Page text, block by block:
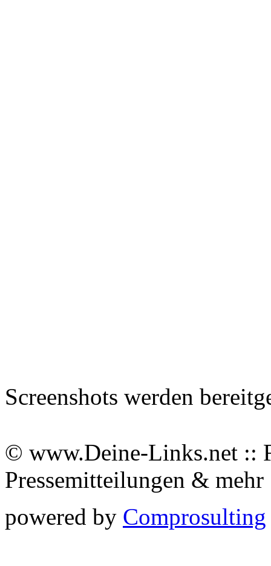
Screenshots werden
© www.Deine-Links.net ::
Pressemitteilungen &
powered by Comprosulting